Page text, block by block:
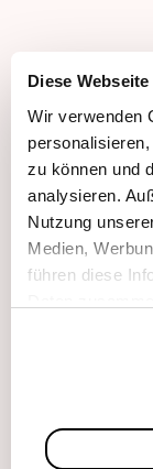
Diese
Wir verwenden
zu können und
analysieren.
Nutzung
Medien,
führen diese
Einstellungen